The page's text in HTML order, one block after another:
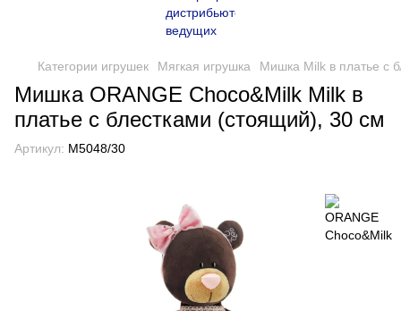
Категории игрушек Мягкая игрушка Мишка Milk в платье с
Мишка ORANGE Choco&Milk Milk в
платье с блестками (стоящий), 30 см
Артикул: M5048/30